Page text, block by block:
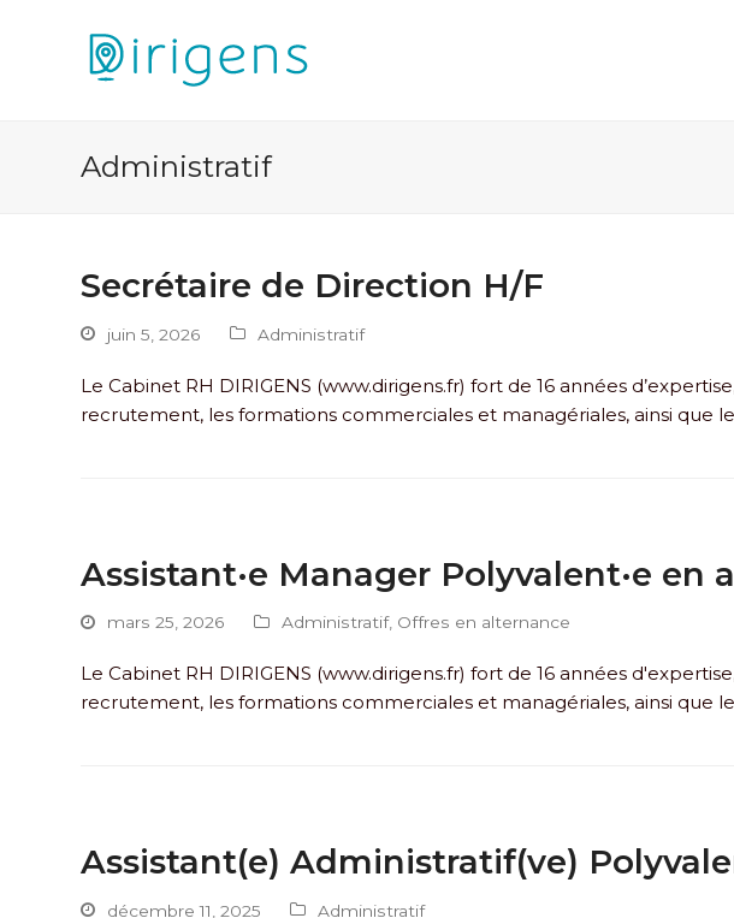
Administratif
Secrétaire de Direction H/F
juin 5, 2026 Administratif
Le Cabinet RH DIRIGENS (www.dirigens.fr) fort de 16 années
recrutement, les formations commerciales et managériales, ainsi que
Assistant·e Manager Polyvalent·e en
mars 25, 2026 Administratif, Offres en alternance
Le Cabinet RH DIRIGENS (www.dirigens.fr) fort de 16 années
recrutement, les formations commerciales et managériales, ainsi que
Assistant(e) Administratif(ve)
décembre 11, 2025 Administratif